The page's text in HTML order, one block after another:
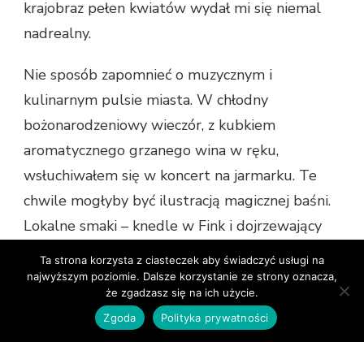
krajobraz pełen kwiatów wydał mi się niemal
nadrealny.
Nie sposób zapomnieć o muzycznym i
kulinarnym pulsie miasta. W chłodny
bożonarodzeniowy wieczór, z kubkiem
aromatycznego grzanego wina w ręku,
wsłuchiwałem się w koncert na jarmarku. Te
chwile mogłyby być ilustracją magicznej baśni.
Lokalne smaki – knedle w Fink i dojrzewający
speck w Vitis – to uczta dla podniebienia, której
długo nie zapomnę.
Bressanone wymaga czasu, by w pełni odkryć
Ta strona korzysta z ciasteczek aby świadczyć usługi na
najwyższym poziomie. Dalsze korzystanie ze strony oznacza,
że zgadzasz się na ich użycie.
Zgoda
Polityka prywatności